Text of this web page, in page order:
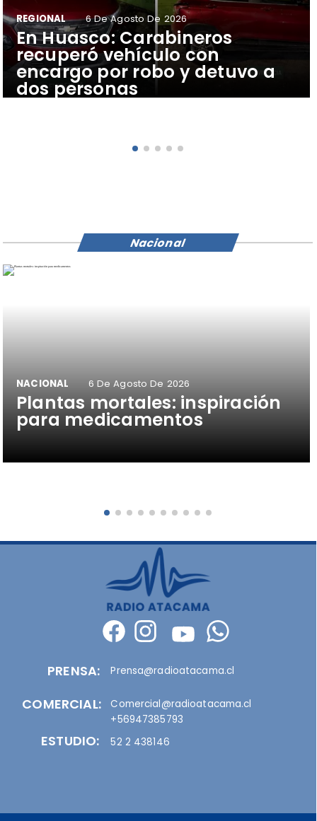
​En Huasco: Carabineros
recuperó vehículo con
encargo por robo y detuvo a
dos personas
REGIONAL 6 De Agosto De 2026
Plantas mortales: inspiración
para medicamentos
NACIONAL 6 De Agosto De 2026
Nacional
PRENSA:
COMERCIAL:
Prensa@radioatacama.cl
Comercial@radioatacama.cl
+56947385793
ESTUDIO: 52 2 438146